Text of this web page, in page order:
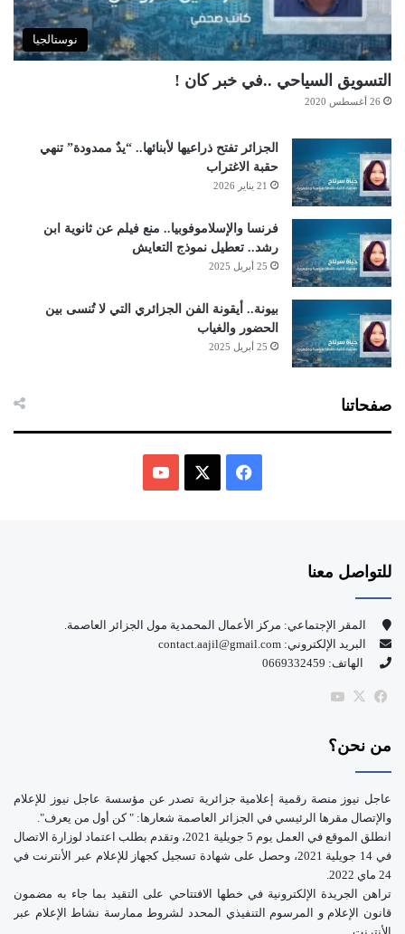
نوستالجيا
التسويق السياحي ..في خبر كان !
26 أغسطس 2020
الجزائر تفتح ذراعيها لأبنائها.. “يدٌ ممدودة” تنهي
حقبة الاغتراب
21 يناير 2026
فرنسا والإسلاموفوبيا.. منع فيلم عن ثانوية ابن
رشد.. تعطيل نموذج التعايش
25 أبريل 2025
بيونة.. أيقونة الفن الجزائري التي لا تُنسى بين
الحضور والغياب
25 أبريل 2025
صفحاتنا
و
ك
للتواصل معنا
المقر الإجتماعي: مركز الأعمال المحمدية مول الجزائر العاصمة.
البريد الإلكتروني: contact.aajil@gmail.com
الهاتف: 0669332459
فيسبوك
‫X
من نحن؟
عاجل نيوز منصة رقمية إعلامية جزائرية تصدر عن مؤسسة عاجل نيوز للإعلام
والإتصال مقرها الرئيسي في الجزائر العاصمة شعارها: " كن أول من يعرف".
انطلق الموقع في العمل يوم 5 جويلية 2021، وتقدم بطلب اعتماد لوزارة الاتصال
في 14 جويلية 2021، وحصل على شهادة تسجيل كجهاز للإعلام عبر الأنترنت في
24 ماي 2022.
تراهن الجريدة الإلكترونية في خطها الافتتاحي على التقيد بما جاء به مضمون
قانون الإعلام و المرسوم التنفيذي المحدد لشروط ممارسة نشاط الإعلام عبر